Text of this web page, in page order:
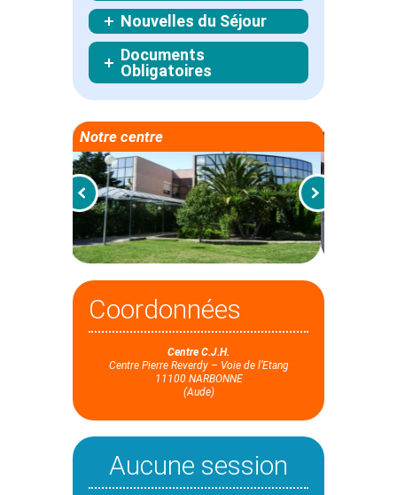
Nouvelles du Séjour
Documents
Obligatoires
Notre centre
Coordonnées
Centre C.J.H.
Centre Pierre Reverdy – Voie de l’Etang
11100 NARBONNE
(Aude)
Aucune session